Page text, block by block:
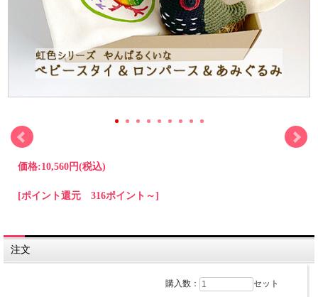
価格:10,560円(税込)
[ポイント還元 316ポイント～]
注文
購入数： セット